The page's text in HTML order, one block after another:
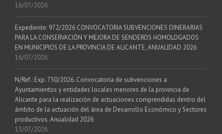
16/07/2026
Expediente: 972/2026 CONVOCATORIA SUBVENCIONES DINERARIAS
PARA LA CONSERVACIÓN Y MEJORA DE SENDEROS HOMOLOGADOS
EN MUNICIPIOS DE LA PROVINCIA DE ALICANTE, ANUALIDAD 2026
16/07/2026
N/Ref.: Exp. 750/2026. Convocatoria de subvenciones a
Ayuntamientos y entidades locales menores de la provincia de
Alicante para la realización de actuaciones comprendidas dentro del
ámbito de la actuación del área de Desarrollo Económico y Sectores
productivos. Anualidad 2026
13/07/2026